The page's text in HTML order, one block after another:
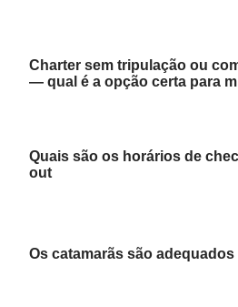
Charter sem tripulação ou
— qual é a opção certa para
Quais são os horários de
out
Os catamarãs são